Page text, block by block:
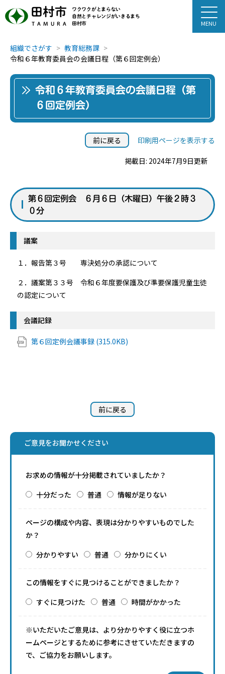
田村市
TAMURA
ワクワクがとまらない
自然とチャレンジがいきるまち
田村市
組織でさがす
教育総務課
令和６年教育委員会の会議日程（第６回定例会）
令和６年教育委員会の会議日程（第
６回定例会）
前に戻る 印刷用ページを表示する
掲載日: 2024年7月9日更新
第６回定例会 ６月６日（木曜日）午後２時３
０分
議案
１．報告第３号 専決処分の承認について
２．議案第３３号 令和６年度要保護及び準要保護児童生徒
の認定について
会議記録
第６回定例会議事録 (315.0KB)
前に戻る
ご意見をお聞かせください
お求めの情報が十分掲載されていましたか？
十分だった
普通 情報が足りない
ページの構成や内容、表現は分かりやすいものでした
か？
分かりやすい
普通 分かりにくい
この情報をすぐに見つけることができましたか？
すぐに見つけた
普通 時間がかかった
※いただいたご意見は、より分かりやすく役に立つホ
ームページとするために参考にさせていただきますの
で、ご協力をお願いします。